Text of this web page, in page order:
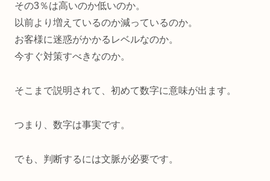
その3％は高いのか低いのか。
以前より増えているのか減っているのか。
お客様に迷惑がかかるレベルなのか。
今すぐ対策すべきなのか。
そこまで説明されて、初めて数字に意味が出ます。
つまり、数字は事実です。
でも、判断するには文脈が必要です。